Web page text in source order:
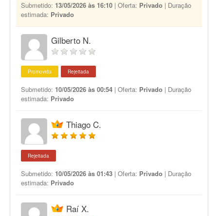
Submetido: 13/05/2026 às 16:10 | Oferta: Privado | Duração
estimada: Privado
Gilberto N.
Promovida Rejeitada
Submetido: 10/05/2026 às 00:54 | Oferta: Privado | Duração
estimada: Privado
Thiago C.
Rejeitada
Submetido: 10/05/2026 às 01:43 | Oferta: Privado | Duração
estimada: Privado
Raí X.